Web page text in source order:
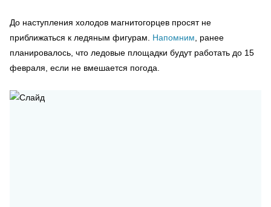
До наступления холодов магнитогорцев просят не
приближаться к ледяным фигурам. Напомним , ранее
планировалось, что ледовые площадки будут работать до 15
февраля, если не вмешается погода.